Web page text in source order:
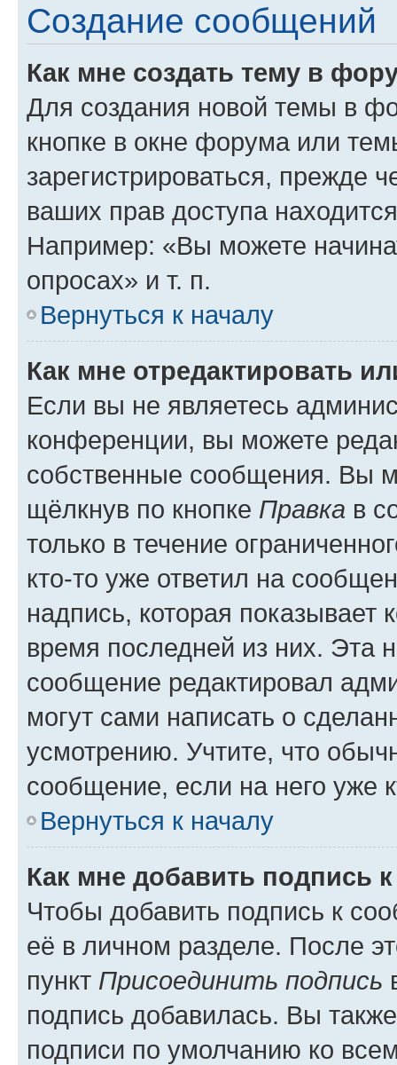
Создание сообщений
Как мне создать тему в
Для создания новой темы в
кнопке в окне форума или
зарегистрироваться, прежде
ваших прав доступа
Например: «Вы можете
опросах» и т. п.
Вернуться к началу
Как мне отредактировать
Если вы не являетесь
конференции, вы можете
собственные сообщения. Вы
щёлкнув по кнопке Правка в
только в течение
кто-то уже ответил на
надпись, которая показывает
время последней из них. Эта
сообщение редактировал
могут сами написать о
усмотрению. Учтите, что
сообщение, если на него уже
Вернуться к началу
Как мне добавить подпись
Чтобы добавить подпись к
её в личном разделе. После
пункт Присоединить подпись
подпись добавилась. Вы
подписи по умолчанию ко